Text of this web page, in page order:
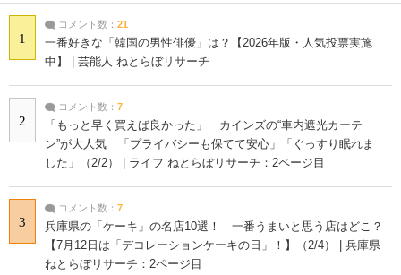
1
コメント数： 21
一番好きな「韓国の男性俳優」は？【2026年版・人気投票実施
中】 | 芸能人 ねとらぼリサーチ
2
コメント数： 7
「もっと早く買えば良かった」 カインズの“車内遮光カーテ
ン”が大人気 「プライバシーも保てて安心」「ぐっすり眠れま
した」（2/2） | ライフ ねとらぼリサーチ：2ページ目
3
コメント数： 7
兵庫県の「ケーキ」の名店10選！ 一番うまいと思う店はどこ？
【7月12日は「デコレーションケーキの日」！】（2/4） | 兵庫県
ねとらぼリサーチ：2ページ目